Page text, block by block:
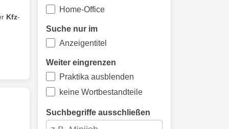
Kfz-
Home-Office
Suche nur im
Anzeigentitel
Weiter eingrenzen
Praktika ausblenden
keine Wortbestandteile
Suchbegriffe ausschließen